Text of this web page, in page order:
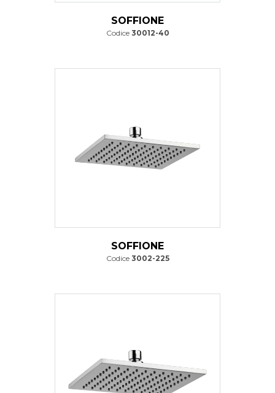
SOFFIONE
Codice 30012-40
SOFFIONE
Codice 3002-225